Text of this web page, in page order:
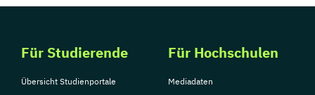
Für Studierende
Übersicht Studienportale
Für Hochschulen
Mediadaten